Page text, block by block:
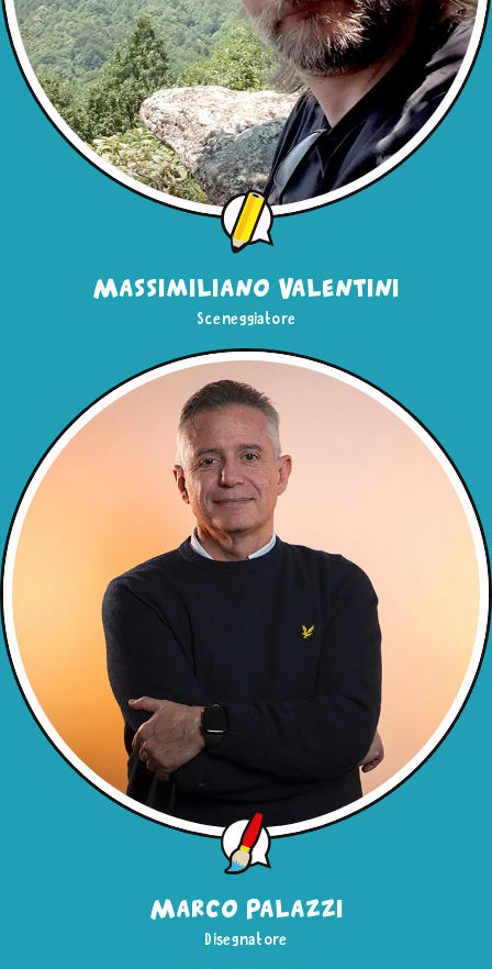
Massimiliano Valentini
Sceneggiatore
Marco Palazzi
Disegnatore